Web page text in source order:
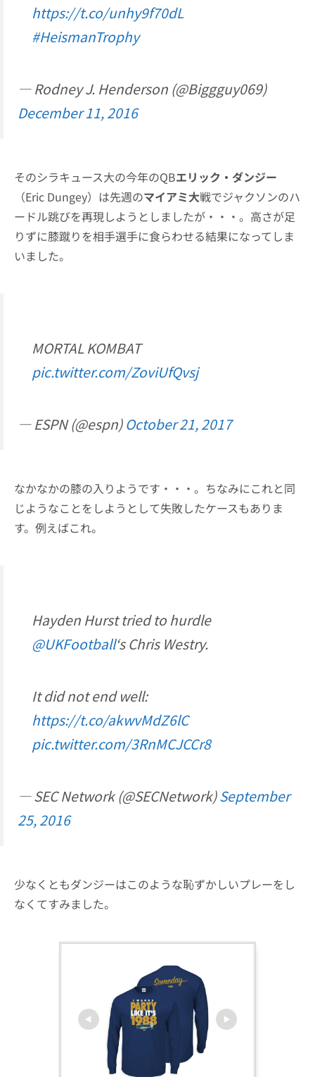
https://t.co/unhy9f70dL
#HeismanTrophy
— Rodney J. Henderson (@Biggguy069)
December 11, 2016
そのシラキュース大の今年のQBエリック・ダンジー
（Eric Dungey）は先週のマイアミ大戦でジャクソンのハ
ードル跳びを再現しようとしましたが・・・。高さが足
りずに膝蹴りを相手選手に食らわせる結果になってしま
いました。
MORTAL KOMBAT
pic.twitter.com/ZoviUfQvsj
— ESPN (@espn)October 21, 2017
なかなかの膝の入りようです・・・。ちなみにこれと同
じようなことをしようとして失敗したケースもありま
す。例えばこれ。
Hayden Hurst tried to hurdle
@UKFootball‘s Chris Westry.
It did not end well:
https://t.co/akwvMdZ6lC
pic.twitter.com/3RnMCJCCr8
— SEC Network (@SECNetwork)September
25, 2016
少なくともダンジーはこのような恥ずかしいプレーをし
なくてすみました。